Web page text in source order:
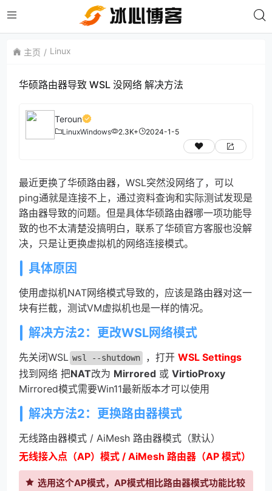
主页 Linux
华硕路由器导致 WSL 没网络 解决方法
Teroun
LinuxWindows 2.3K+ 2024-1-5
最近更换了华硕路由器，WSL突然没网络了，可以
ping通就是连接不上，通过资料查询和实际测试发现是
路由器导致的问题。但是具体华硕路由器哪一项功能导
致的也不太清楚没搞明白，联系了华硕官方客服也没解
决，只是让更换虚拟机的网络连接模式。
具体原因
使用虚拟机NAT网络模式导致的，应该是路由器对这一
块有拦截，测试VM虚拟机也是一样的情况。
解决方法2：更改WSL网络模式
先关闭WSL wsl --shutdown ，打开 WSL Settings
找到网络 把NAT改为 Mirrored 或 VirtioProxy
Mirrored模式需要Win11最新版本才可以使用
解决方法2：更换路由器模式
无线路由器模式 / AiMesh 路由器模式（默认）
无线接入点（AP）模式 / AiMesh 路由器（AP 模式）
选用这个AP模式，AP模式相比路由器模式功能比较